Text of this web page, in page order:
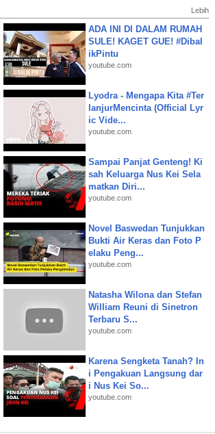
Lebih
ADA INI DI DALAM RUMAH
SULE! KAGET GUE! #Dibal
ikPintu
youtube.com
Lyodra - Mengapa Kita #Ter
lanjurMencinta (Official Lyr
ic Vide...
youtube.com
Sampai Panjat Genteng! Ki
sah Keluarga Nus Kei Sela
matkan Diri...
youtube.com
Novel Baswedan Tunjukkan
Bukti Air Keras dan Foto P
elaku Peng...
youtube.com
Natasha Wilona dan Stefan
William Reuni di Sinetron
Terbaru S...
youtube.com
Karena Sengketa Tanah? In
i Pengakuan Langsung dar
i Nus Kei So...
youtube.com